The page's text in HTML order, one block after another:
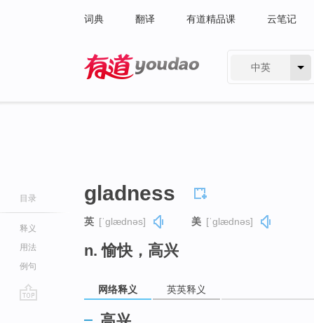
词典 翻译 有道精品课 云笔记
中英
目录
释义
用法
例句
gladness
英 [ˈɡlædnəs] 美 [ˈɡlædnəs]
n. 愉快，高兴
网络释义 英英释义